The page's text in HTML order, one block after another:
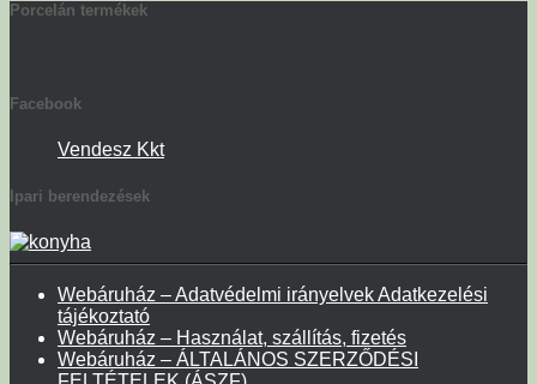
Porcelán termékek
Facebook
Vendesz Kkt
Ipari berendezések
Webáruház – Adatvédelmi irányelvek Adatkezelési
tájékoztató
Webáruház – Használat, szállítás, fizetés
Webáruház – ÁLTALÁNOS SZERZŐDÉSI